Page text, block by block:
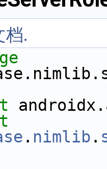
档.
. nimlib .